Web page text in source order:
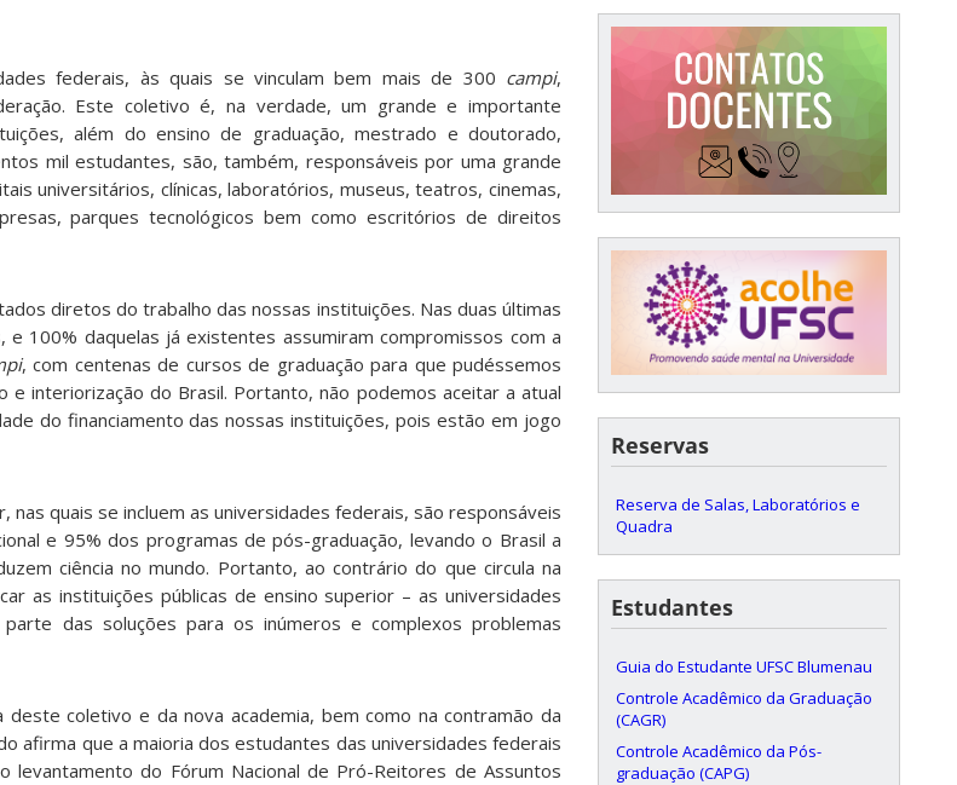
federais, às quais se vinculam bem mais de 300 campi,
Este coletivo é, na verdade, um grande e importante
além do ensino de graduação, mestrado e doutorado,
mil estudantes, são, também, responsáveis por uma grande
universitários, clínicas, laboratórios, museus, teatros, cinemas,
parques tecnológicos bem como escritórios de direitos
diretos do trabalho das nossas instituições. Nas duas últimas
e 100% daquelas já existentes assumiram compromissos com a
, com centenas de cursos de graduação para que pudéssemos
interiorização do Brasil. Portanto, não podemos aceitar a atual
do financiamento das nossas instituições, pois estão em jogo
nas quais se incluem as universidades federais, são responsáveis
e 95% dos programas de pós-graduação, levando o Brasil a
ciência no mundo. Portanto, ao contrário do que circula na
as instituições públicas de ensino superior – as universidades
das soluções para os inúmeros e complexos problemas
coletivo e da nova academia, bem como na contramão da
afirma que a maioria dos estudantes das universidades federais
levantamento do Fórum Nacional de Pró-Reitores de Assuntos
Reservas
Reserva de Salas, Laboratórios e
Quadra
Estudantes
Guia do Estudante UFSC Blumenau
Controle Acadêmico da Graduação
(CAGR)
Controle Acadêmico da Pós-
graduação (CAPG)